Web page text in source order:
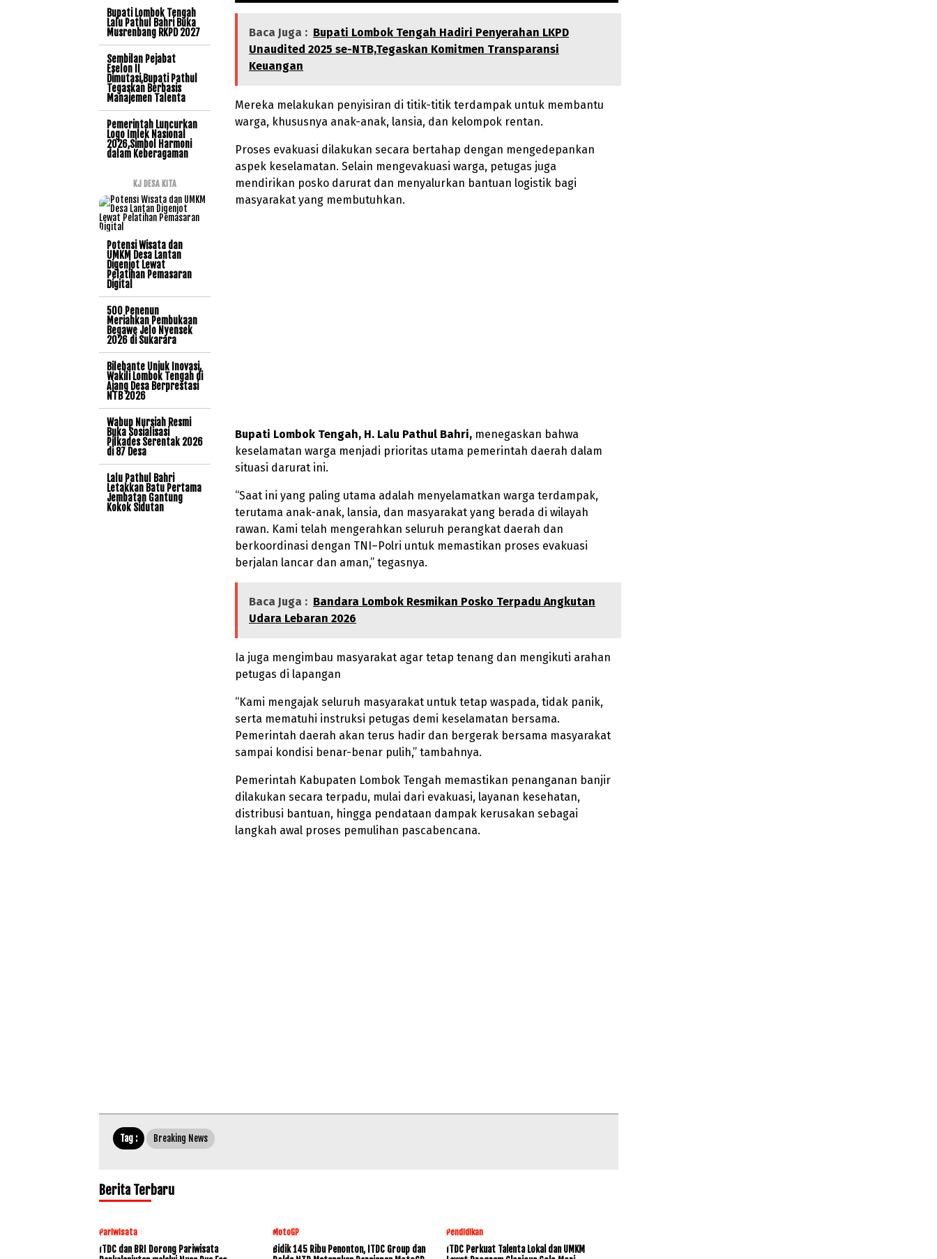
Baca Juga : Bupati Lombok Tengah Hadiri Penyerahan LKPD
Unaudited 2025 se-NTB,Tegaskan Komitmen Transparansi
Keuangan
Mereka melakukan penyisiran di titik-titik terdampak untuk membantu
warga, khususnya anak-anak, lansia, dan kelompok rentan.
Proses evakuasi dilakukan secara bertahap dengan mengedepankan
aspek keselamatan. Selain mengevakuasi warga, petugas juga
mendirikan posko darurat dan menyalurkan bantuan logistik bagi
masyarakat yang membutuhkan.
Bupati Lombok Tengah, H. Lalu Pathul Bahri, menegaskan bahwa
keselamatan warga menjadi prioritas utama pemerintah daerah dalam
situasi darurat ini.
“Saat ini yang paling utama adalah menyelamatkan warga terdampak,
terutama anak-anak, lansia, dan masyarakat yang berada di wilayah
rawan. Kami telah mengerahkan seluruh perangkat daerah dan
berkoordinasi dengan TNI–Polri untuk memastikan proses evakuasi
berjalan lancar dan aman,” tegasnya.
Baca Juga : Bandara Lombok Resmikan Posko Terpadu Angkutan
Udara Lebaran 2026
Ia juga mengimbau masyarakat agar tetap tenang dan mengikuti arahan
petugas di lapangan
“Kami mengajak seluruh masyarakat untuk tetap waspada, tidak panik,
serta mematuhi instruksi petugas demi keselamatan bersama.
Pemerintah daerah akan terus hadir dan bergerak bersama masyarakat
sampai kondisi benar-benar pulih,” tambahnya.
Pemerintah Kabupaten Lombok Tengah memastikan penanganan banjir
dilakukan secara terpadu, mulai dari evakuasi, layanan kesehatan,
distribusi bantuan, hingga pendataan dampak kerusakan sebagai
langkah awal proses pemulihan pascabencana.
Bupati Lombok Tengah
Lalu Pathul Bahri Buka
Musrenbang RKPD 2027
Sembilan Pejabat
Eselon II
Dimutasi,Bupati Pathul
Tegaskan Berbasis
Manajemen Talenta
Pemerintah Luncurkan
Logo Imlek Nasional
2026,Simbol Harmoni
dalam Keberagaman
KJ DESA KITA
Potensi Wisata dan
UMKM Desa Lantan
Digenjot Lewat
Pelatihan Pemasaran
Digital
500 Penenun
Meriahkan Pembukaan
Begawe Jelo Nyensek
2026 di Sukarara
Bilebante Unjuk Inovasi,
Wakili Lombok Tengah di
Ajang Desa Berprestasi
NTB 2026
Wabup Nursiah Resmi
Buka Sosialisasi
Pilkades Serentak 2026
di 87 Desa
Lalu Pathul Bahri
Letakkan Batu Pertama
Jembatan Gantung
Kokok Sidutan
Tag : Breaking News
Berita Terbaru
Pariwisata
ITDC dan BRI Dorong Pariwisata
MotoGP
Bidik 145 Ribu Penonton, ITDC Group dan
Pendidikan
ITDC Perkuat Talenta Lokal dan UMKM